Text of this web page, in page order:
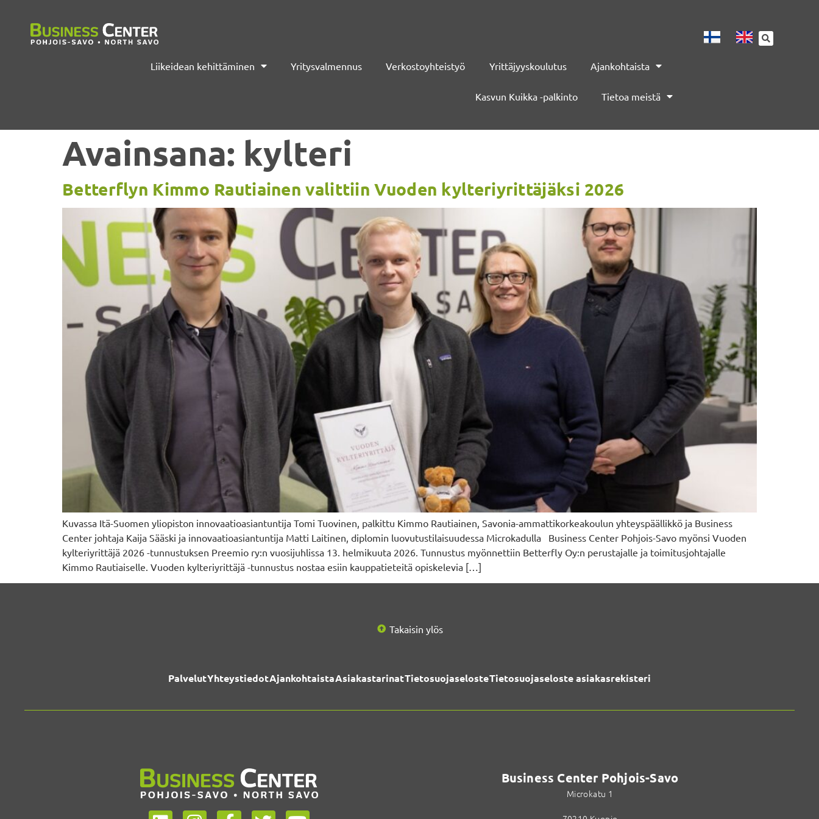
Liikeidean kehittäminen Yritysvalmennus Verkostoyhteistyö Yrittäjyyskoulutus Ajankohtaista
Kasvun Kuikka -palkinto Tietoa meistä
Avainsana: kylteri
Betterflyn Kimmo Rautiainen valittiin Vuoden kylteriyrittäjäksi 2026
Kuvassa Itä-Suomen yliopiston innovaatioasiantuntija Tomi Tuovinen, palkittu Kimmo Rautiainen, Savonia-ammattikorkeakoulun yhteyspäällikkö ja Business
Center johtaja Kaija Sääski ja innovaatioasiantuntija Matti Laitinen, diplomin luovutustilaisuudessa Microkadulla Business Center Pohjois-Savo myönsi Vuoden
kylteriyrittäjä 2026 -tunnustuksen Preemio ry:n vuosijuhlissa 13. helmikuuta 2026. Tunnustus myönnettiin Betterfly Oy:n perustajalle ja toimitusjohtajalle
Kimmo Rautiaiselle. Vuoden kylteriyrittäjä -tunnustus nostaa esiin kauppatieteitä opiskelevia […]
Takaisin ylös
PalvelutYhteystiedotAjankohtaistaAsiakastarinatTietosuojaselosteTietosuojaseloste asiakasrekisteri
Business Center Pohjois-Savo
Microkatu 1